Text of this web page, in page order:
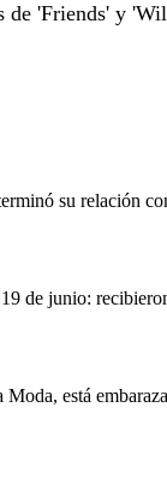
de 'Friends' y
su relación
de junio:
está